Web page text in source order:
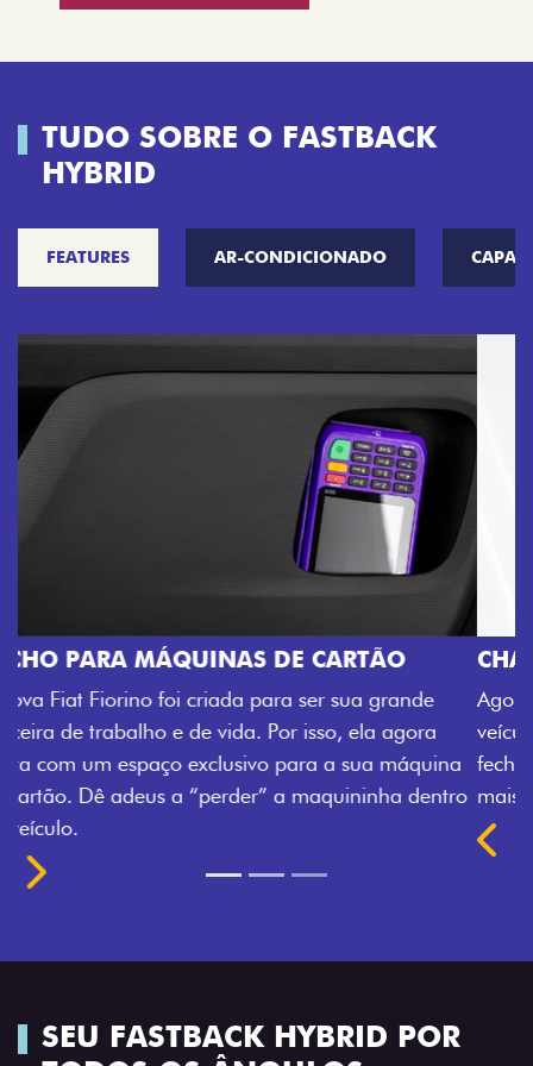
TUDO SOBRE O FASTBACK
HYBRID
FEATURES AR-CONDICIONADO
CHAVE COM TELECOMANDO
Agora, a chave da sua nova Fiorino pode abrir o
veículo também à distância, e não mais somente pela
fechadura. São detalhes como esse que trazem ainda
mais fluidez para o seu dia de trabalho.
Previous
SEU FASTBACK HYBRID POR